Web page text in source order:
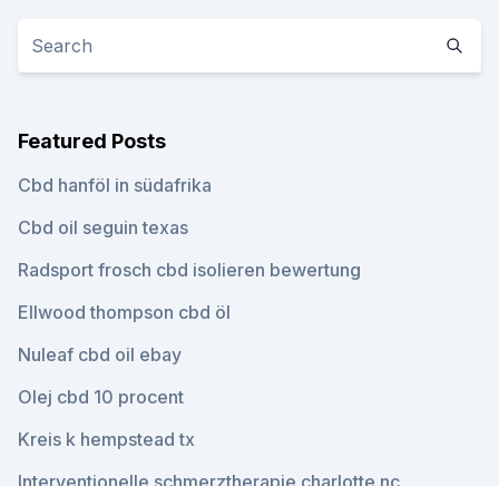
Featured Posts
Cbd hanföl in südafrika
Cbd oil seguin texas
Radsport frosch cbd isolieren bewertung
Ellwood thompson cbd öl
Nuleaf cbd oil ebay
Olej cbd 10 procent
Kreis k hempstead tx
Interventionelle schmerztherapie charlotte nc